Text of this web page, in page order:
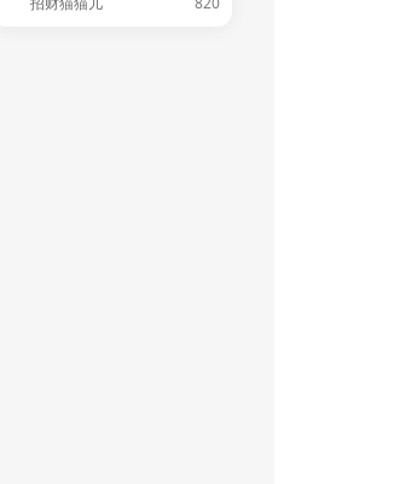
招财猫猫儿